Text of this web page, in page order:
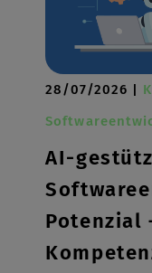
28/07/2026 |
AI-
Potenzial